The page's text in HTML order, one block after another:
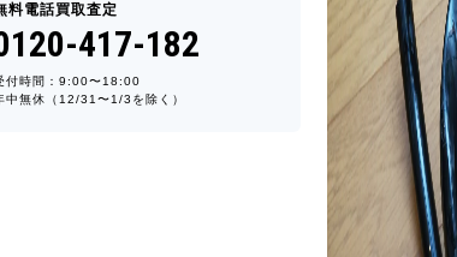
料電話買取査定
417-182
付時間：9:00〜18:00
中無休（12/31〜1/3を除く）